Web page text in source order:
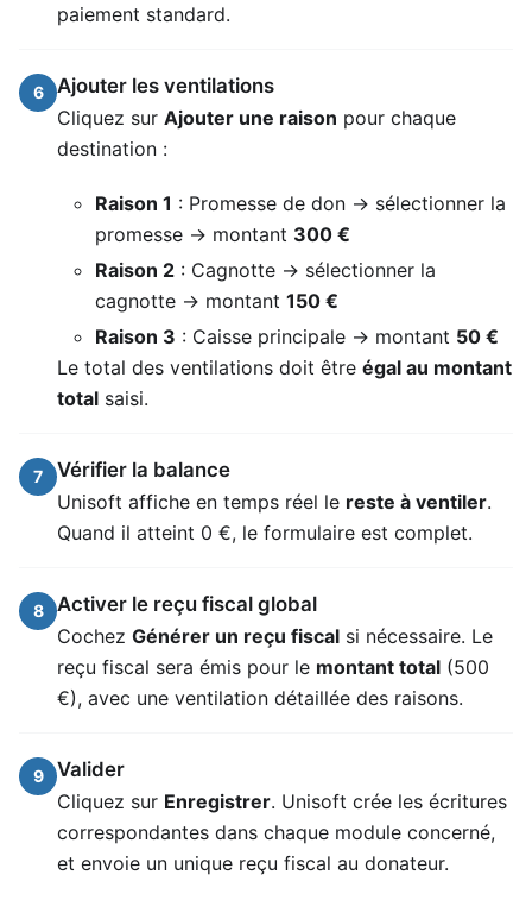
paiement standard.
6
Ajouter les ventilations
Cliquez sur Ajouter une raison pour chaque
destination :
Raison 1 : Promesse de don → sélectionner la
promesse → montant 300 €
Raison 2 : Cagnotte → sélectionner la
cagnotte → montant 150 €
Raison 3 : Caisse principale → montant 50 €
Le total des ventilations doit être égal au montant
total saisi.
7
Vérifier la balance
Unisoft affiche en temps réel le reste à ventiler.
Quand il atteint 0 €, le formulaire est complet.
8
Activer le reçu fiscal global
Cochez Générer un reçu fiscal si nécessaire. Le
reçu fiscal sera émis pour le montant total (500
€), avec une ventilation détaillée des raisons.
9
Valider
Cliquez sur Enregistrer. Unisoft crée les écritures
correspondantes dans chaque module concerné,
et envoie un unique reçu fiscal au donateur.